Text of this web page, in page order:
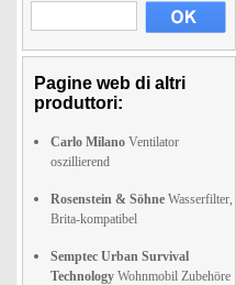
Pagine web di altri
produttori:
Carlo Milano Ventilator
oszillierend
Rosenstein & Söhne Wasserfilter,
Brita-kompatibel
Semptec Urban Survival
Technology Wohnmobil Zubehöre